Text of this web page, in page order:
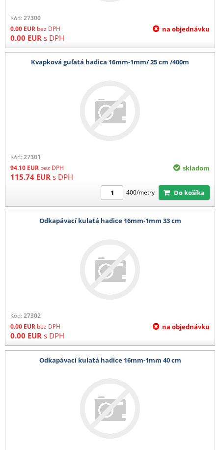
Kód: 27300
0.00 EUR bez DPH
0.00 EUR s DPH
na objednávku
Kvapková guľatá hadica 16mm-1mm/ 25 cm /400m
Kód: 27301
94.10 EUR bez DPH
115.74 EUR s DPH
skladom
400/metry Do košíka
Odkapávací kulatá hadice 16mm-1mm 33 cm
Kód: 27302
0.00 EUR bez DPH
0.00 EUR s DPH
na objednávku
Odkapávací kulatá hadice 16mm-1mm 40 cm